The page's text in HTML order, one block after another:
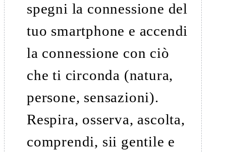
spegni la connessione del
tuo smartphone e accendi
la connessione con ciò
che ti circonda (natura,
persone, sensazioni).
Respira, osserva, ascolta,
comprendi, sii gentile e